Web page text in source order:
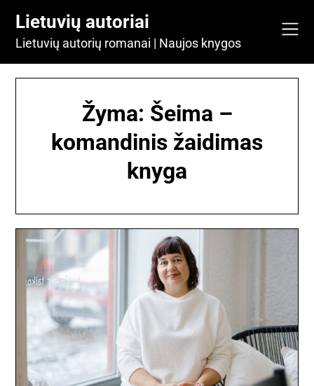
content
Lietuvių autoriai
Lietuvių autorių romanai | Naujos knygos
Žyma: Šeima –
komandinis žaidimas
knyga